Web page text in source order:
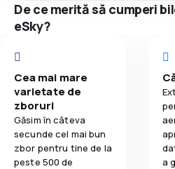
De ce merită să cumperi
eSky?
Cea mai mare
varietate de
zboruri
Găsim în câteva
secunde cel mai bun
zbor pentru tine de la
peste 500 de
a